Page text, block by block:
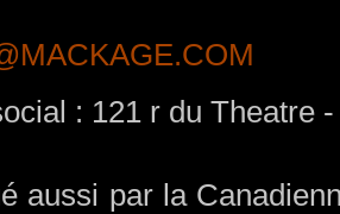
: 121 r du Theatre
aussi par la